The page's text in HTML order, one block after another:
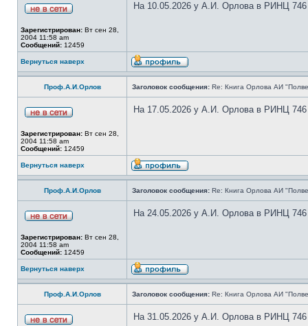
Зарегистрирован: Вт сен 28,
2004 11:58 am
Сообщений: 12459
На 10.05.2026 у А.И. Орлова в РИНЦ 746
Вернуться наверх
Проф.А.И.Орлов Заголовок сообщения: Re: Книга Орлова АИ
Зарегистрирован: Вт сен 28,
2004 11:58 am
Сообщений: 12459
На 17.05.2026 у А.И. Орлова в РИНЦ 746
Вернуться наверх
Проф.А.И.Орлов Заголовок сообщения: Re: Книга Орлова АИ
Зарегистрирован: Вт сен 28,
2004 11:58 am
Сообщений: 12459
На 24.05.2026 у А.И. Орлова в РИНЦ 746
Вернуться наверх
Проф.А.И.Орлов Заголовок сообщения: Re: Книга Орлова АИ
На 31.05.2026 у А.И. Орлова в РИНЦ 746